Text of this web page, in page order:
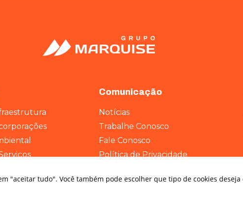
Comunicação
Notícias
Trabalhe Conosco
Fale Conosco
Política de Privacidade
"aceitar tudo". Você também pode escolher que tipo de cookies deseja
possamos
melhorar a
o site é usado.
Experiência
Para que o
funcione o
durante a sua
visita. Se você